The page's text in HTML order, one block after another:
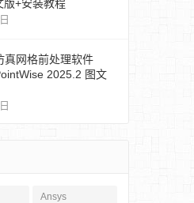
版+安装教程
真网格前处理软件
2025.2 图文
Ansys